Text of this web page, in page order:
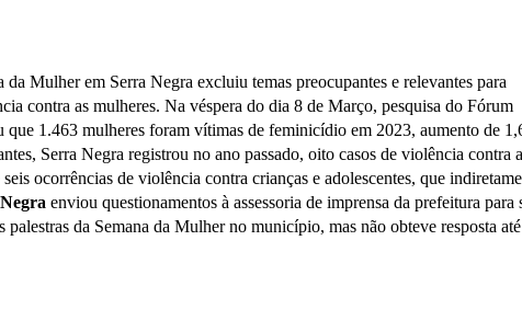
Mulher em Serra Negra excluiu temas preocupantes e relevantes para
contra as mulheres. Na véspera do dia 8 de Março, pesquisa do Fórum
1.463 mulheres foram vítimas de feminicídio em 2023, aumento de
Serra Negra registrou no ano passado, oito casos de violência contra a
ocorrências de violência contra crianças e adolescentes, que
enviou questionamentos à assessoria de imprensa da prefeitura para
da Semana da Mulher no município, mas não obteve resposta